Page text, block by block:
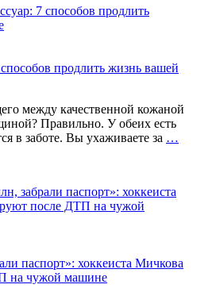
продлить жизнь вашей
между качественной кожаной
Правильно. У обеих есть
в заботе. Вы ухаживаете за …
паспорт»: хоккеиста Мичкова
на чужой машине